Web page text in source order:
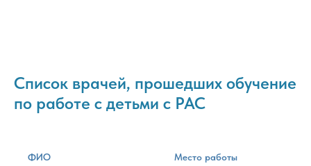
Список врачей, прошедших обучение
по работе с детьми с РАС
ФИО Место работы